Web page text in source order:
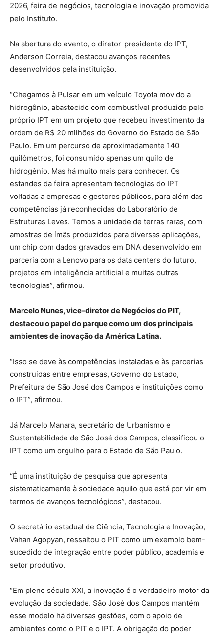
2026, feira de negócios, tecnologia e inovação promovida
pelo Instituto.
Na abertura do evento, o diretor-presidente do IPT,
Anderson Correia, destacou avanços recentes
desenvolvidos pela instituição.
“Chegamos à Pulsar em um veículo Toyota movido a
hidrogênio, abastecido com combustível produzido pelo
próprio IPT em um projeto que recebeu investimento da
ordem de R$ 20 milhões do Governo do Estado de São
Paulo. Em um percurso de aproximadamente 140
quilômetros, foi consumido apenas um quilo de
hidrogênio. Mas há muito mais para conhecer. Os
estandes da feira apresentam tecnologias do IPT
voltadas a empresas e gestores públicos, para além das
competências já reconhecidas do Laboratório de
Estruturas Leves. Temos a unidade de terras raras, com
amostras de ímãs produzidos para diversas aplicações,
um chip com dados gravados em DNA desenvolvido em
parceria com a Lenovo para os data centers do futuro,
projetos em inteligência artificial e muitas outras
tecnologias”, afirmou.
Marcelo Nunes, vice-diretor de Negócios do PIT,
destacou o papel do parque como um dos principais
ambientes de inovação da América Latina.
“Isso se deve às competências instaladas e às parcerias
construídas entre empresas, Governo do Estado,
Prefeitura de São José dos Campos e instituições como
o IPT”, afirmou.
Já Marcelo Manara, secretário de Urbanismo e
Sustentabilidade de São José dos Campos, classificou o
IPT como um orgulho para o Estado de São Paulo.
“É uma instituição de pesquisa que apresenta
sistematicamente à sociedade aquilo que está por vir em
termos de avanços tecnológicos”, destacou.
O secretário estadual de Ciência, Tecnologia e Inovação,
Vahan Agopyan, ressaltou o PIT como um exemplo bem-
sucedido de integração entre poder público, academia e
setor produtivo.
“Em pleno século XXI, a inovação é o verdadeiro motor da
evolução da sociedade. São José dos Campos mantém
esse modelo há diversas gestões, com o apoio de
ambientes como o PIT e o IPT. A obrigação do poder